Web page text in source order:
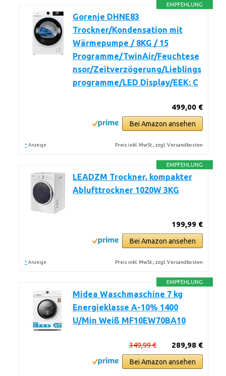
EMPFEHLUNG
Gorenje DHNE83
Trockner/Kondensation mit
Wärmepumpe / 8KG / 15
Programme/TwinAir/Feuchtese
nsor/Zeitverzögerung/Lieblings
programme/LED Display/EEK: C
499,00 €
Bei Amazon ansehen
* Anzeige Preis inkl. MwSt., zzgl. Versandkosten
EMPFEHLUNG
LEADZM Trockner, kompakter
Ablufttrockner 1020W 3KG
199,99 €
Bei Amazon ansehen
* Anzeige Preis inkl. MwSt., zzgl. Versandkosten
EMPFEHLUNG
Midea Waschmaschine 7 kg
Energieklasse A-10% 1400
U/Min Weiß MF10EW70BA10
289,98 €
349,99 €
Bei Amazon ansehen